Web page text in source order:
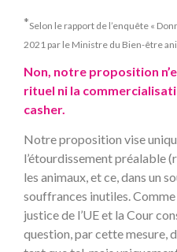
*Selon le rapport de l’enquête «
2021 par le Ministre du Bien-être
Non, notre proposition
rituel ni la
casher.
Notre proposition vise
l’étourdissement préalable
les animaux, et ce, dans un
souffrances inutiles.
justice de l’UE et la Cour
question, par cette mesure,